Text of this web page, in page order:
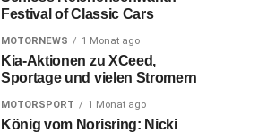
Festival of Classic Cars
MOTORNEWS 1 Monat ago
Kia-Aktionen zu XCeed,
Sportage und vielen Stromern
MOTORSPORT 1 Monat ago
König vom Norisring: Nicki